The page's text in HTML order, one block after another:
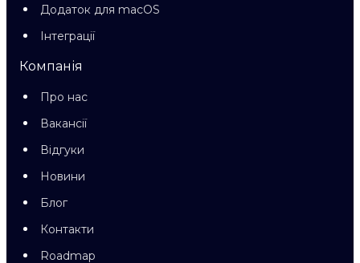
Додаток для macOS
Інтеграції
Компанія
Про нас
Вакансії
Відгуки
Новини
Блог
Контакти
Roadmap